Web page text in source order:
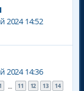
2024 14:52
2024 14:36
… 11 12 13 14